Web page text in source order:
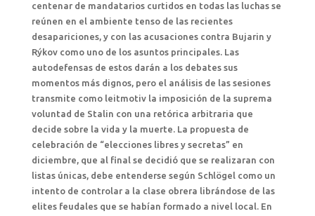
centenar de mandatarios curtidos en todas las luchas se
reúnen en el ambiente tenso de las recientes
desapariciones, y con las acusaciones contra Bujarin y
Rýkov como uno de los asuntos principales. Las
autodefensas de estos darán a los debates sus
momentos más dignos, pero el análisis de las sesiones
transmite como leitmotiv la imposición de la suprema
voluntad de Stalin con una retórica arbitraria que
decide sobre la vida y la muerte. La propuesta de
celebración de “elecciones libres y secretas” en
diciembre, que al final se decidió que se realizaran con
listas únicas, debe entenderse según Schlögel como un
intento de controlar a la clase obrera librándose de las
elites feudales que se habían formado a nivel local. En